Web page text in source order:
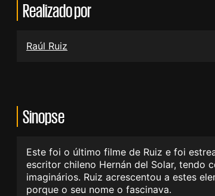
Realizado por
Raúl Ruiz
Sinopse
Este foi o último filme de Ruiz e foi
escritor chileno Hernán del Solar, tendo
imaginários. Ruiz acrescentou a estes
porque o seu nome o fascinava.